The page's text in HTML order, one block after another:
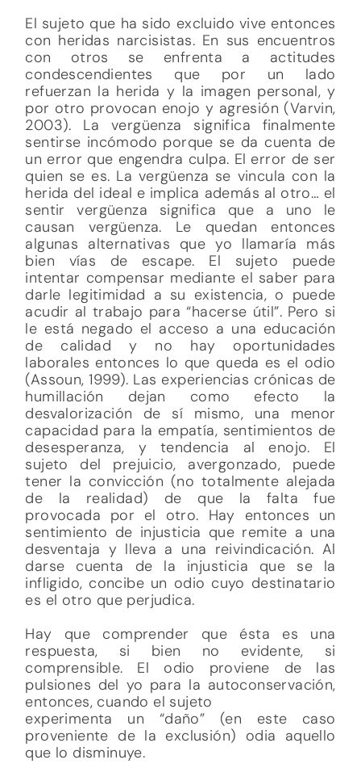
El sujeto que ha sido excluido vive entonces
con heridas narcisistas. En sus encuentros
con otros se enfrenta a actitudes
condescendientes que por un lado
refuerzan la herida y la imagen personal, y
por otro provocan enojo y agresión (Varvin,
2003). La vergüenza significa finalmente
sentirse incómodo porque se da cuenta de
un error que engendra culpa. El error de ser
quien se es. La vergüenza se vincula con la
herida del ideal e implica además al otro… el
sentir vergüenza significa que a uno le
causan vergüenza. Le quedan entonces
algunas alternativas que yo llamaría más
bien vías de escape. El sujeto puede
intentar compensar mediante el saber para
darle legitimidad a su existencia, o puede
acudir al trabajo para “hacerse útil”. Pero si
le está negado el acceso a una educación
de calidad y no hay oportunidades
laborales entonces lo que queda es el odio
(Assoun, 1999). Las experiencias crónicas de
humillación dejan como efecto la
desvalorización de sí mismo, una menor
capacidad para la empatía, sentimientos de
desesperanza, y tendencia al enojo. El
sujeto del prejuicio, avergonzado, puede
tener la convicción (no totalmente alejada
de la realidad) de que la falta fue
provocada por el otro. Hay entonces un
sentimiento de injusticia que remite a una
desventaja y lleva a una reivindicación. Al
darse cuenta de la injusticia que se la
infligido, concibe un odio cuyo destinatario
es el otro que perjudica.
Hay que comprender que ésta es una
respuesta, si bien no evidente, si
comprensible. El odio proviene de las
pulsiones del yo para la autoconservación,
entonces, cuando el sujeto
experimenta un “daño” (en este caso
proveniente de la exclusión) odia aquello
que lo disminuye.